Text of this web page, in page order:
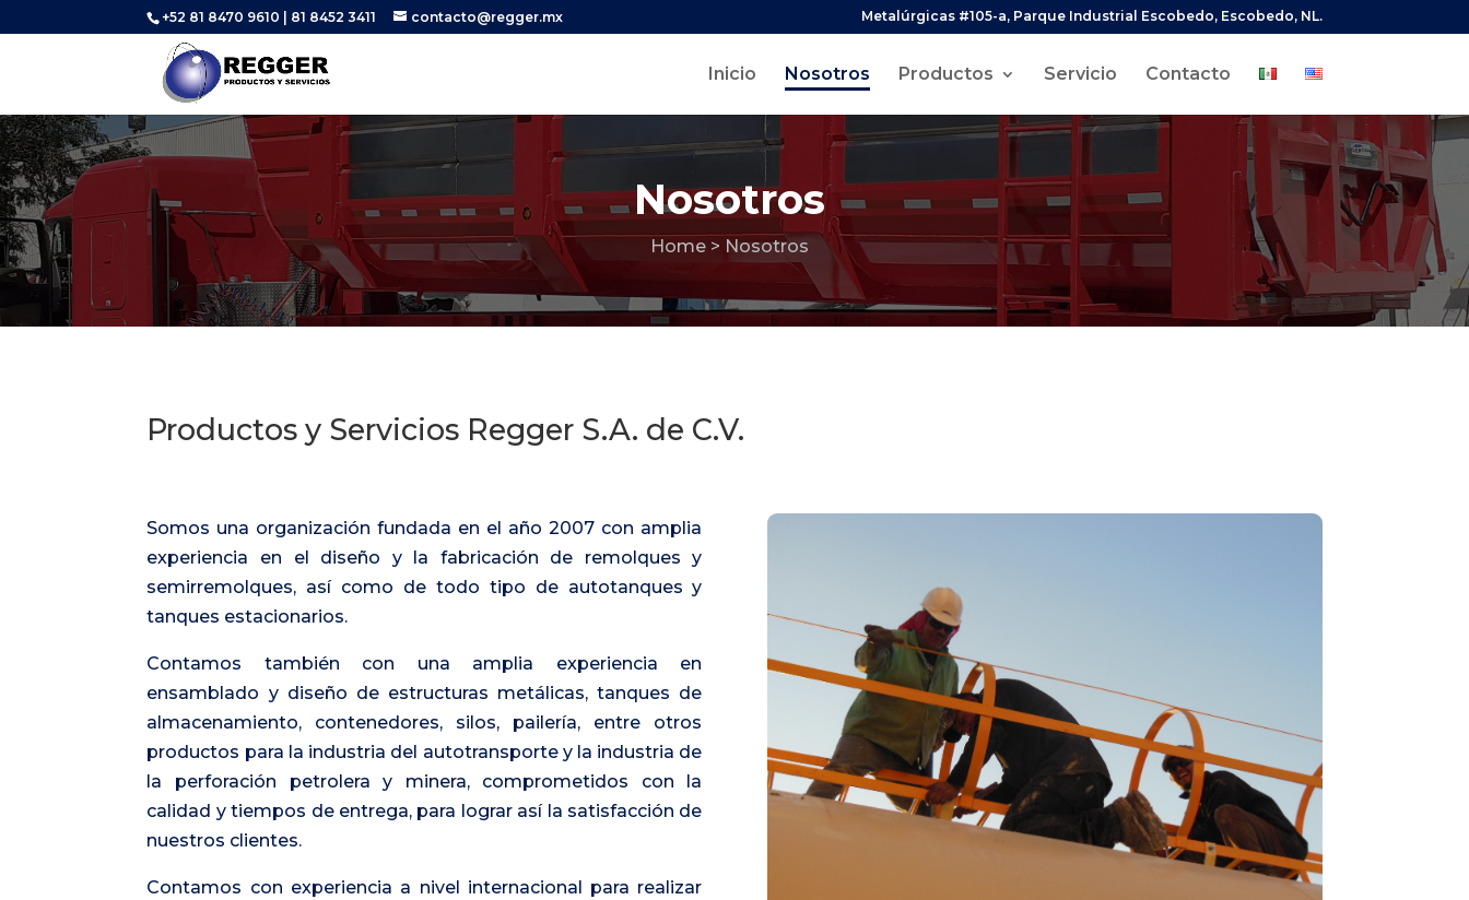
+52 81 8470 9610 | 81 8452 3411 contacto@regger.mx Metalúrgicas #105-a, Parque Industrial Escobedo, Escobedo, NL.
Inicio Nosotros Productos Servicio Contacto
Nosotros
Home> Nosotros
Productos y Servicios Regger S.A. de C.V.
Somos una organización fundada en el año 2007 con amplia
experiencia en el diseño y la fabricación de remolques y
semirremolques, así como de todo tipo de autotanques y
tanques estacionarios.
Contamos también con una amplia experiencia en
ensamblado y diseño de estructuras metálicas, tanques de
almacenamiento, contenedores, silos, pailería, entre otros
productos para la industria del autotransporte y la industria de
la perforación petrolera y minera, comprometidos con la
calidad y tiempos de entrega, para lograr así la satisfacción de
nuestros clientes.
Contamos con experiencia a nivel internacional para realizar